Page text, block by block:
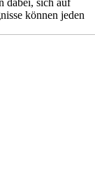
können jeden